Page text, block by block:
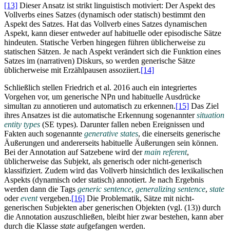
[13] Dieser Ansatz ist strikt linguistisch motiviert: Der Aspekt des
Vollverbs eines Satzes (dynamisch oder statisch) bestimmt den
Aspekt des Satzes. Hat das Vollverb eines Satzes dynamischen
Aspekt, kann dieser entweder auf habituelle oder episodische Sätze
hindeuten. Statische Verben hingegen führen üblicherweise zu
statischen Sätzen. Je nach Aspekt verändert sich die Funktion eines
Satzes im (narrativen) Diskurs, so werden generische Sätze
üblicherweise mit Erzählpausen assoziiert.[14]
Schließlich stellen Friedrich et al. 2016 auch ein integriertes
Vorgehen vor, um generische NPn und habituelle Ausdrücke
simultan zu annotieren und automatisch zu erkennen.[15] Das Ziel
ihres Ansatzes ist die automatische Erkennung sogenanntersituation
entity types (SE types). Darunter fallen neben Ereignissen und
Fakten auch sogenannte generative states, die einerseits generische
Äußerungen und andererseits habituelle Äußerungen sein können.
Bei der Annotation auf Satzebene wird dermain referent,
üblicherweise das Subjekt, als generisch oder nicht-generisch
klassifiziert. Zudem wird das Vollverb hinsichtlich des lexikalischen
Aspekts (dynamisch oder statisch) annotiert. Je nach Ergebnis
werden dann die Tags generic sentence, generalizing sentence, state
odereventvergeben.[16] Die Problematik, Sätze mit nicht-
generischen Subjekten aber generischen Objekten (vgl. (13)) durch
die Annotation auszuschließen, bleibt hier zwar bestehen, kann aber
durch die Klasse state aufgefangen werden.